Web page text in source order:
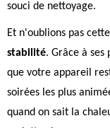
souci de nettoyage.
Et n'oublions pas
stabilité. Grâce à ses
que votre appareil
soirées les plus
quand on sait la